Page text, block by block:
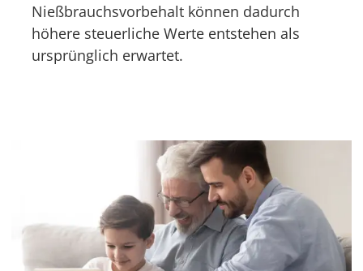
Nießbrauchsvorbehalt können dadurch
höhere steuerliche Werte entstehen als
ursprünglich erwartet.